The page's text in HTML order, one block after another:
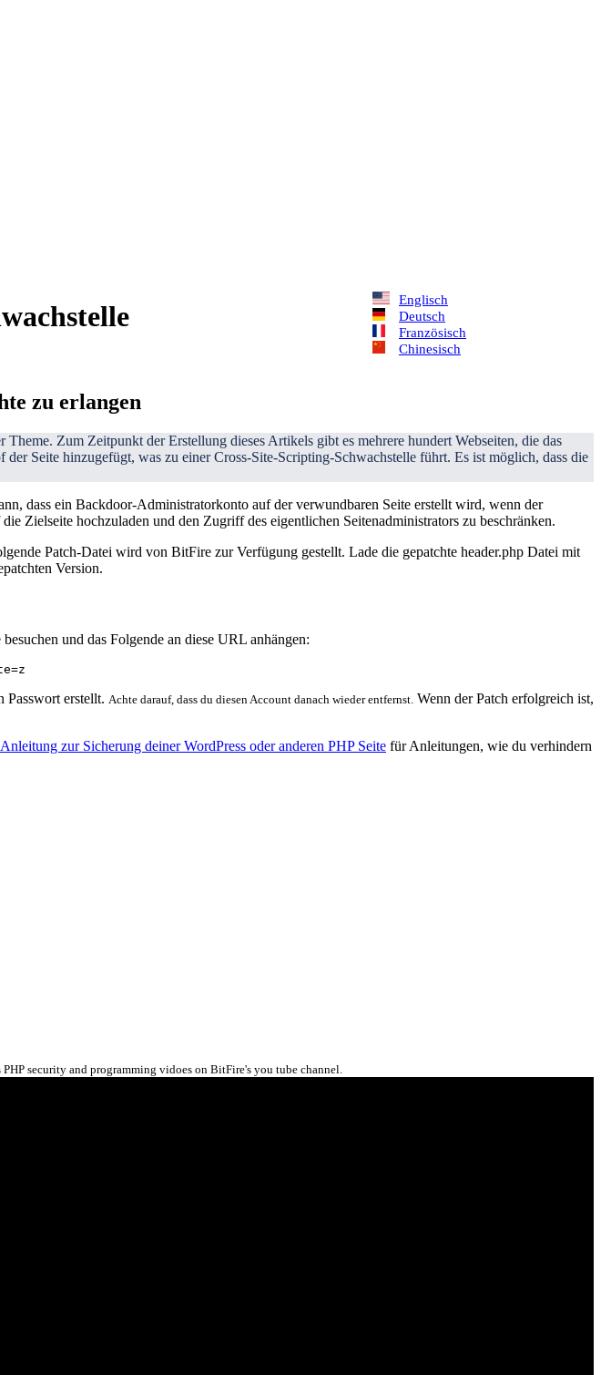
Englisch
Deutsch
Französisch
Chinesisch
zu erlangen
Zum Zeitpunkt der Erstellung dieses Artikels gibt es mehrere hundert Webseiten, die das
der Seite hinzugefügt, was zu einer Cross-Site-Scripting-Schwachstelle führt. Es ist möglich, dass die
dass ein Backdoor-Administratorkonto auf der verwundbaren Seite erstellt wird, wenn der
Zielseite hochzuladen und den Zugriff des eigentlichen Seitenadministrators zu beschränken.
Patch-Datei wird von BitFire zur Verfügung gestellt. Lade die gepatchte header.php Datei mit
Version.
und das Folgende an diese URL anhängen:
Passwort erstellt. Achte darauf, dass du diesen Account danach wieder entfernst. Wenn der Patch erfolgreich ist,
Anleitung zur Sicherung deiner WordPress oder anderen PHP Seite für Anleitungen, wie du verhindern
security and programming vidoes on BitFire's you tube channel.